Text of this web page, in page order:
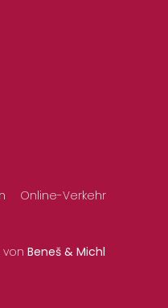
Online-Verkehr
von Beneš & Michl